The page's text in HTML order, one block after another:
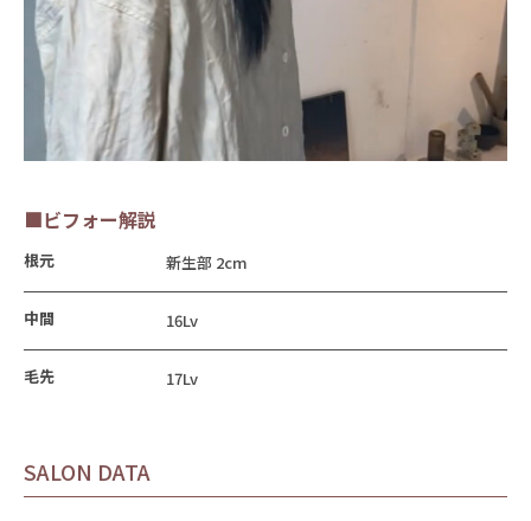
■ビフォー解説
根元 新生部 2cm
中間 16Lv
毛先 17Lv
SALON DATA